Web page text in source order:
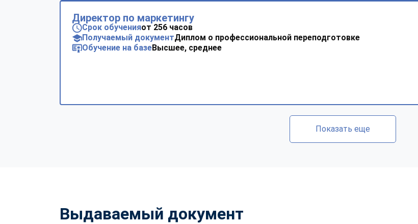
Директор по маркетингу
Срок обученияот 256 часов
Получаемый документДиплом о профессиональной переподготовке
Обучение на базеВысшее, среднее
Показать еще
Выдаваемый документ